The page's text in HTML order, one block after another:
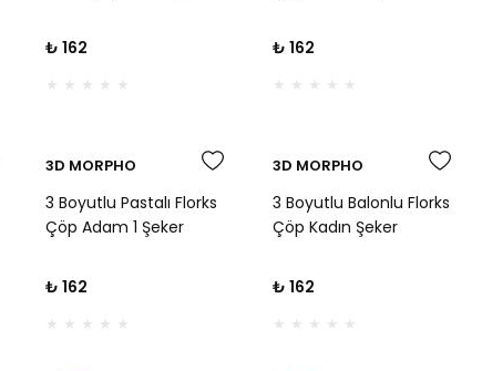
Kalıbı - Eğlenceli Parti,
Doğum Günü ve Mizahi
Kurabiyeler İçin
₺ 162
Kalıbı - Eğlenceli Doğum
Günü ve Mizahi
Kurabiyeler İçin
₺ 162
3D MORPHO
3 Boyutlu Pastalı Florks
Çöp Adam 1 Şeker
Kalıbı - Eğlenceli Doğum
Günü ve Mizahi
Kurabiyeler İçin
₺ 162
3D MORPHO
3 Boyutlu Balonlu Florks
Çöp Kadın Şeker
Kalıbı - Eğlenceli Doğum
Günü, Parti ve Mizahi
Kurabiyeler İçin
₺ 162